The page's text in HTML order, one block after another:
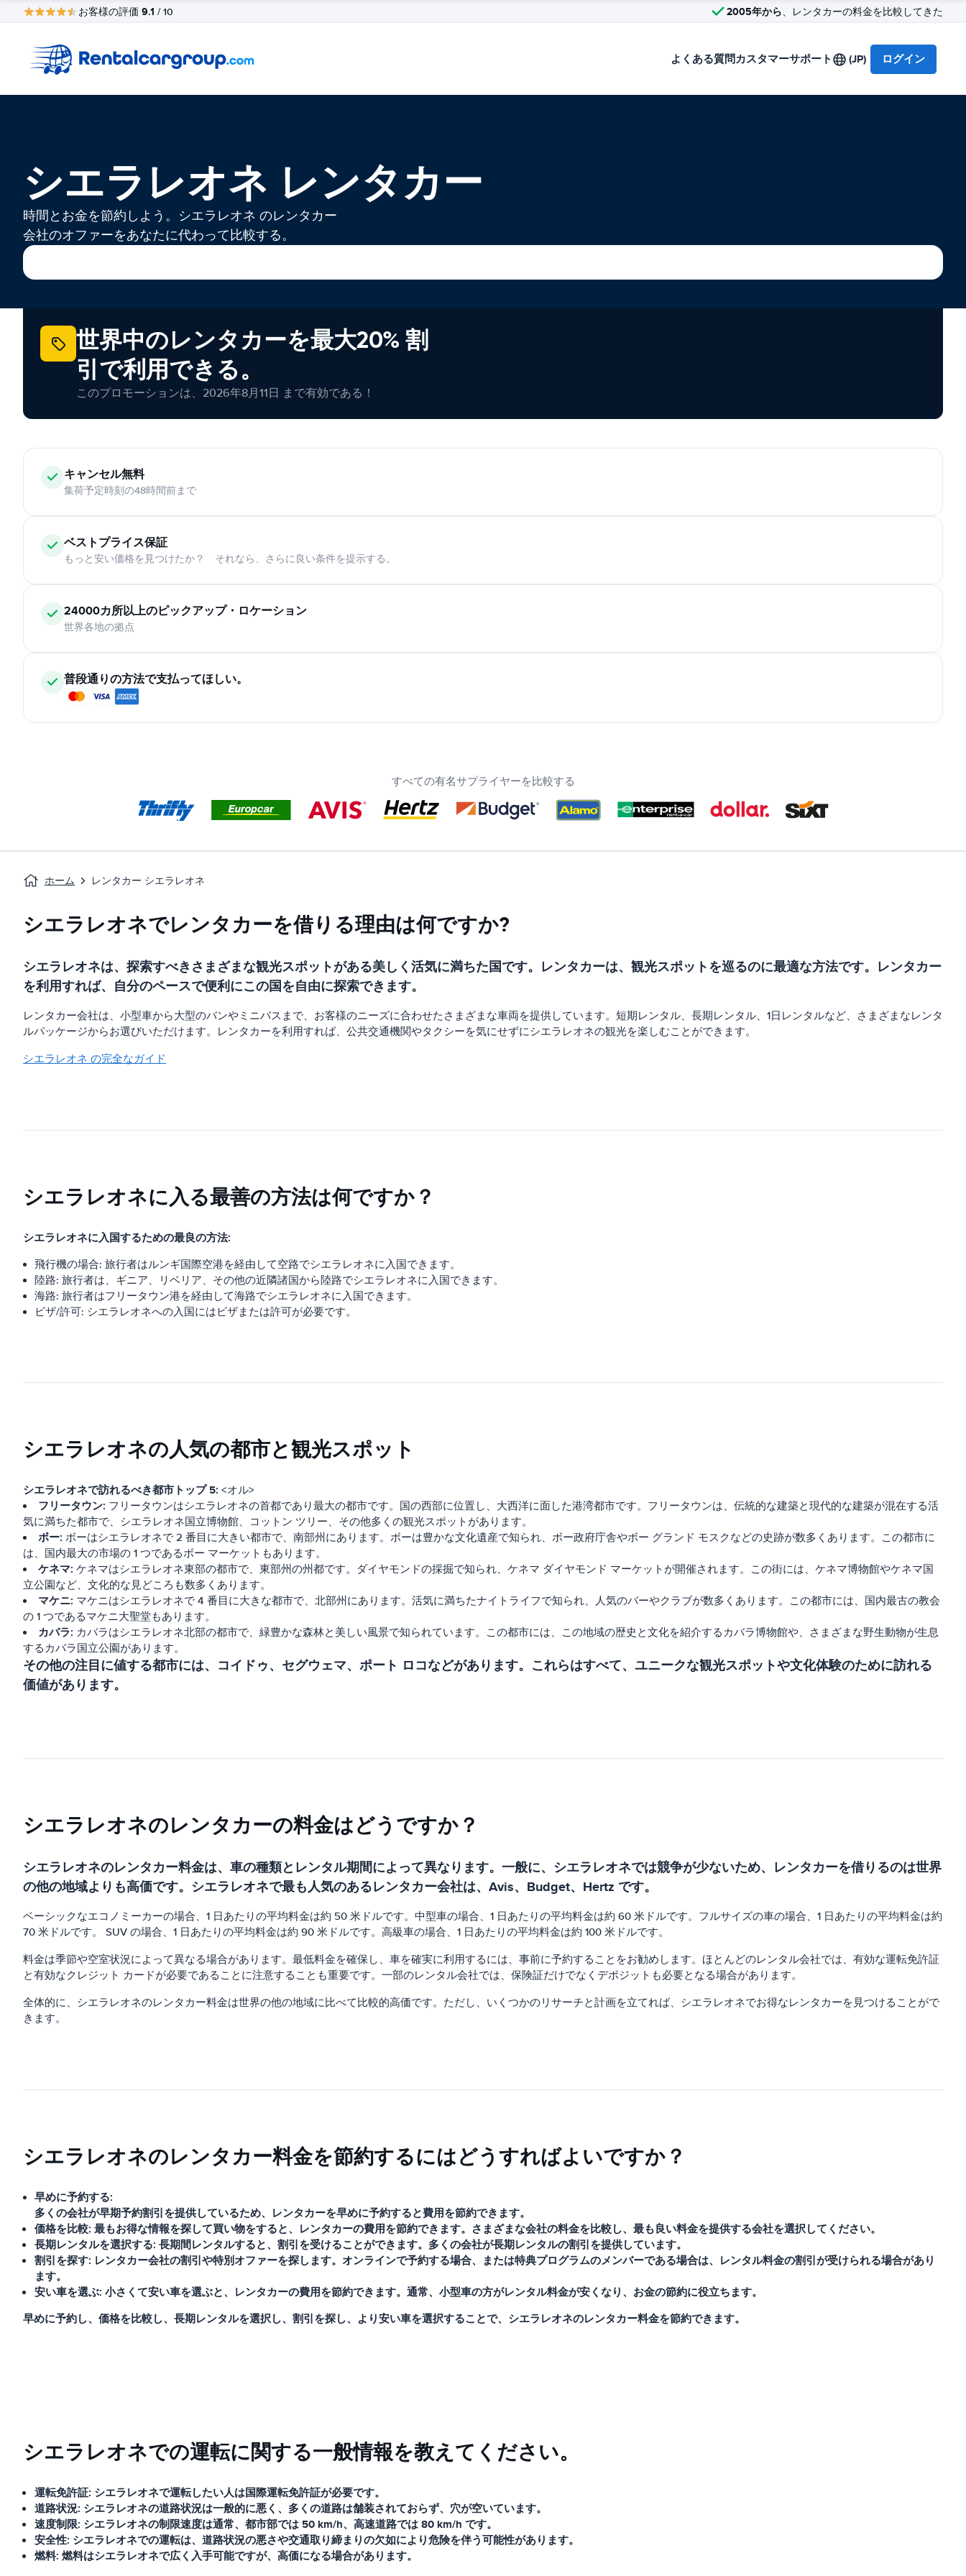
お客様の評価 9.1 / 10 2005年から、レンタカーの料金を比較してきた
よくある質問カスタマーサポート (JP) ログイン
シエラレオネ レンタカー
時間とお金を節約しよう。シエラレオネ のレンタカー
会社のオファーをあなたに代わって比較する。
世界中のレンタカーを最大20% 割
引で利用できる。
このプロモーションは、2026年8月11日 まで有効である！
キャンセル無料
集荷予定時刻の48時間前まで
ベストプライス保証
もっと安い価格を見つけたか？ それなら、さらに良い条件を提示する。
24000カ所以上のピックアップ・ロケーション
世界各地の拠点
普段通りの方法で支払ってほしい。
すべての有名サプライヤーを比較する
ホーム レンタカー シエラレオネ
シエラレオネでレンタカーを借りる理由は何ですか?
シエラレオネは、探索すべきさまざまな観光スポットがある美しく活気に満ちた国です。レンタカーは、観光スポットを巡るのに最適な方法です。レンタカー
を利用すれば、自分のペースで便利にこの国を自由に探索できます。
レンタカー会社は、小型車から大型のバンやミニバスまで、お客様のニーズに合わせたさまざまな車両を提供しています。短期レンタル、長期レンタル、1日レンタルなど、さまざまなレンタ
ルパッケージからお選びいただけます。レンタカーを利用すれば、公共交通機関やタクシーを気にせずにシエラレオネの観光を楽しむことができます。
シエラレオネ の完全なガイド
シエラレオネに入る最善の方法は何ですか？
シエラレオネに入国するための最良の方法:
飛行機の場合: 旅行者はルンギ国際空港を経由して空路でシエラレオネに入国できます。
陸路: 旅行者は、ギニア、リベリア、その他の近隣諸国から陸路でシエラレオネに入国できます。
海路: 旅行者はフリータウン港を経由して海路でシエラレオネに入国できます。
ビザ/許可: シエラレオネへの入国にはビザまたは許可が必要です。
シエラレオネの人気の都市と観光スポット
シエラレオネで訪れるべき都市トップ 5: <オル>
フリータウン: フリータウンはシエラレオネの首都であり最大の都市です。国の西部に位置し、大西洋に面した港湾都市です。フリータウンは、伝統的な建築と現代的な建築が混在する活
気に満ちた都市で、シエラレオネ国立博物館、コットン ツリー、その他多くの観光スポットがあります。
ボー: ボーはシエラレオネで 2 番目に大きい都市で、南部州にあります。ボーは豊かな文化遺産で知られ、ボー政府庁舎やボー グランド モスクなどの史跡が数多くあります。この都市に
は、国内最大の市場の 1 つであるボー マーケットもあります。
ケネマ: ケネマはシエラレオネ東部の都市で、東部州の州都です。ダイヤモンドの採掘で知られ、ケネマ ダイヤモンド マーケットが開催されます。この街には、ケネマ博物館やケネマ国
立公園など、文化的な見どころも数多くあります。
マケニ: マケニはシエラレオネで 4 番目に大きな都市で、北部州にあります。活気に満ちたナイトライフで知られ、人気のバーやクラブが数多くあります。この都市には、国内最古の教会
の 1 つであるマケニ大聖堂もあります。
カバラ: カバラはシエラレオネ北部の都市で、緑豊かな森林と美しい風景で知られています。この都市には、この地域の歴史と文化を紹介するカバラ博物館や、さまざまな野生動物が生息
するカバラ国立公園があります。
その他の注目に値する都市には、コイドゥ、セグウェマ、ポート ロコなどがあります。これらはすべて、ユニークな観光スポットや文化体験のために訪れる
価値があります。
シエラレオネのレンタカーの料金はどうですか？
シエラレオネのレンタカー料金は、車の種類とレンタル期間によって異なります。一般に、シエラレオネでは競争が少ないため、レンタカーを借りるのは世界
の他の地域よりも高価です。シエラレオネで最も人気のあるレンタカー会社は、Avis、Budget、Hertz です。
ベーシックなエコノミーカーの場合、1 日あたりの平均料金は約 50 米ドルです。中型車の場合、1 日あたりの平均料金は約 60 米ドルです。フルサイズの車の場合、1 日あたりの平均料金は約
70 米ドルです。 SUV の場合、1 日あたりの平均料金は約 90 米ドルです。高級車の場合、1 日あたりの平均料金は約 100 米ドルです。
料金は季節や空室状況によって異なる場合があります。最低料金を確保し、車を確実に利用するには、事前に予約することをお勧めします。ほとんどのレンタル会社では、有効な運転免許証
と有効なクレジット カードが必要であることに注意することも重要です。一部のレンタル会社では、保険証だけでなくデポジットも必要となる場合があります。
全体的に、シエラレオネのレンタカー料金は世界の他の地域に比べて比較的高価です。ただし、いくつかのリサーチと計画を立てれば、シエラレオネでお得なレンタカーを見つけることがで
きます。
シエラレオネのレンタカー料金を節約するにはどうすればよいですか？
早めに予約する:
多くの会社が早期予約割引を提供しているため、レンタカーを早めに予約すると費用を節約できます。
価格を比較: 最もお得な情報を探して買い物をすると、レンタカーの費用を節約できます。さまざまな会社の料金を比較し、最も良い料金を提供する会社を選択してください。
長期レンタルを選択する: 長期間レンタルすると、割引を受けることができます。多くの会社が長期レンタルの割引を提供しています。
割引を探す: レンタカー会社の割引や特別オファーを探します。オンラインで予約する場合、または特典プログラムのメンバーである場合は、レンタル料金の割引が受けられる場合があり
ます。
安い車を選ぶ: 小さくて安い車を選ぶと、レンタカーの費用を節約できます。通常、小型車の方がレンタル料金が安くなり、お金の節約に役立ちます。
早めに予約し、価格を比較し、長期レンタルを選択し、割引を探し、より安い車を選択することで、シエラレオネのレンタカー料金を節約できます。
シエラレオネでの運転に関する一般情報を教えてください。
運転免許証: シエラレオネで運転したい人は国際運転免許証が必要です。
道路状況: シエラレオネの道路状況は一般的に悪く、多くの道路は舗装されておらず、穴が空いています。
速度制限: シエラレオネの制限速度は通常、都市部では 50 km/h、高速道路では 80 km/h です。
安全性: シエラレオネでの運転は、道路状況の悪さや交通取り締まりの欠如により危険を伴う可能性があります。
燃料: 燃料はシエラレオネで広く入手可能ですが、高価になる場合があります。